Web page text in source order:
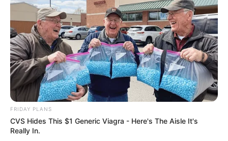
FRIDAY PLANS
CVS Hides This $1 Generic Viagra - Here's The Aisle It's
Really In.